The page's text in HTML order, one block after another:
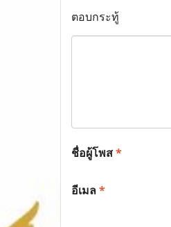
ตอบกระทู้
ชื่อผู้โพส*
อีเมล*